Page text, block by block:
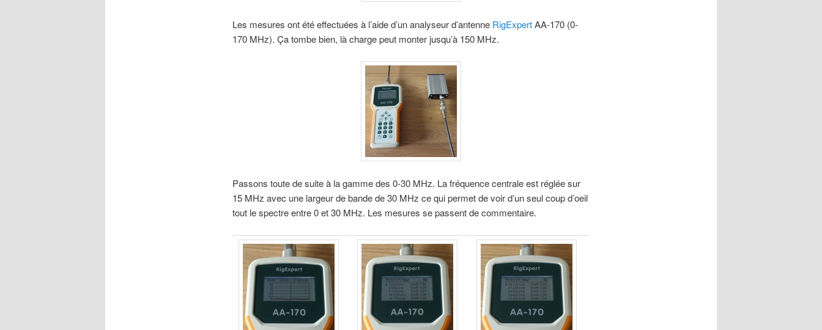
Les mesures ont été effectuées à l’aide d’un analyseur d’antenne RigExpertAA-170 (0-
170 MHz). Ça tombe bien, là charge peut monter jusqu’à 150 MHz.
Passons toute de suite à la gamme des 0-30 MHz. La fréquence centrale est réglée sur
15 MHz avec une largeur de bande de 30 MHz ce qui permet de voir d’un seul coup d’oeil
tout le spectre entre 0 et 30 MHz. Les mesures se passent de commentaire.